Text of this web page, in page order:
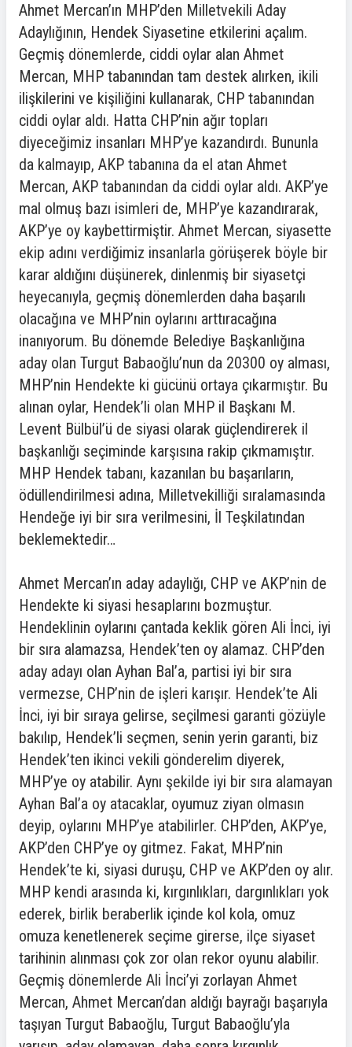
Ahmet Mercan’ın MHP’den Milletvekili Aday
Adaylığının, Hendek Siyasetine etkilerini açalım.
Geçmiş dönemlerde, ciddi oylar alan Ahmet
Mercan, MHP tabanından tam destek alırken, ikili
ilişkilerini ve kişiliğini kullanarak, CHP tabanından
ciddi oylar aldı. Hatta CHP’nin ağır topları
diyeceğimiz insanları MHP’ye kazandırdı. Bununla
da kalmayıp, AKP tabanına da el atan Ahmet
Mercan, AKP tabanından da ciddi oylar aldı. AKP’ye
mal olmuş bazı isimleri de, MHP’ye kazandırarak,
AKP’ye oy kaybettirmiştir. Ahmet Mercan, siyasette
ekip adını verdiğimiz insanlarla görüşerek böyle bir
karar aldığını düşünerek, dinlenmiş bir siyasetçi
heyecanıyla, geçmiş dönemlerden daha başarılı
olacağına ve MHP’nin oylarını arttıracağına
inanıyorum. Bu dönemde Belediye Başkanlığına
aday olan Turgut Babaoğlu’nun da 20300 oy alması,
MHP’nin Hendekte ki gücünü ortaya çıkarmıştır. Bu
alınan oylar, Hendek’li olan MHP il Başkanı M.
Levent Bülbül’ü de siyasi olarak güçlendirerek il
başkanlığı seçiminde karşısına rakip çıkmamıştır.
MHP Hendek tabanı, kazanılan bu başarıların,
ödüllendirilmesi adına, Milletvekilliği sıralamasında
Hendeğe iyi bir sıra verilmesini, İl Teşkilatından
beklemektedir…
Ahmet Mercan’ın aday adaylığı, CHP ve AKP’nin de
Hendekte ki siyasi hesaplarını bozmuştur.
Hendeklinin oylarını çantada keklik gören Ali İnci, iyi
bir sıra alamazsa, Hendek’ten oy alamaz. CHP’den
aday adayı olan Ayhan Bal’a, partisi iyi bir sıra
vermezse, CHP’nin de işleri karışır. Hendek’te Ali
İnci, iyi bir sıraya gelirse, seçilmesi garanti gözüyle
bakılıp, Hendek’li seçmen, senin yerin garanti, biz
Hendek’ten ikinci vekili gönderelim diyerek,
MHP’ye oy atabilir. Aynı şekilde iyi bir sıra alamayan
Ayhan Bal’a oy atacaklar, oyumuz ziyan olmasın
deyip, oylarını MHP’ye atabilirler. CHP’den, AKP’ye,
AKP’den CHP’ye oy gitmez. Fakat, MHP’nin
Hendek’te ki, siyasi duruşu, CHP ve AKP’den oy alır.
MHP kendi arasında ki, kırgınlıkları, dargınlıkları yok
ederek, birlik beraberlik içinde kol kola, omuz
omuza kenetlenerek seçime girerse, ilçe siyaset
tarihinin alınması çok zor olan rekor oyunu alabilir.
Geçmiş dönemlerde Ali İnci’yi zorlayan Ahmet
Mercan, Ahmet Mercan’dan aldığı bayrağı başarıyla
taşıyan Turgut Babaoğlu, Turgut Babaoğlu’yla